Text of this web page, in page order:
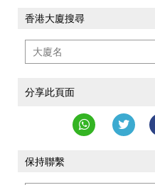
香港大廈搜尋
分享此頁面
保持聯繫